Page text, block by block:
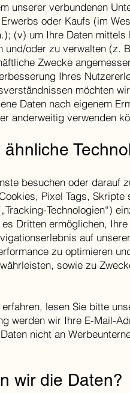
unserer verbundenen
oder Kaufs (im
(v) um Ihre Daten
und/oder zu verwalten (z.
Zwecke
Ihres
möchten
Daten nach eigenem
anderweitig verwenden
besuchen oder darauf
Pixel Tags, Skripte
Technologien“)
es Dritten ermöglichen,
auf
zu optimieren
sowie zu
lesen Sie bitte
werden wir Ihre E-Mail-
nicht an
wir die Daten?